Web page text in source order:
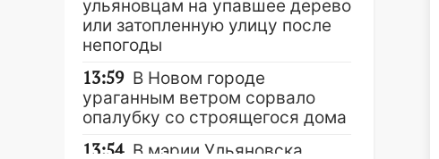
ульяновцам на упавшее дерево
или затопленную улицу после
непогоды
13:59 В Новом городе
ураганным ветром сорвало
опалубку со строящегося дома
13:54 В мэрии Ульяновска